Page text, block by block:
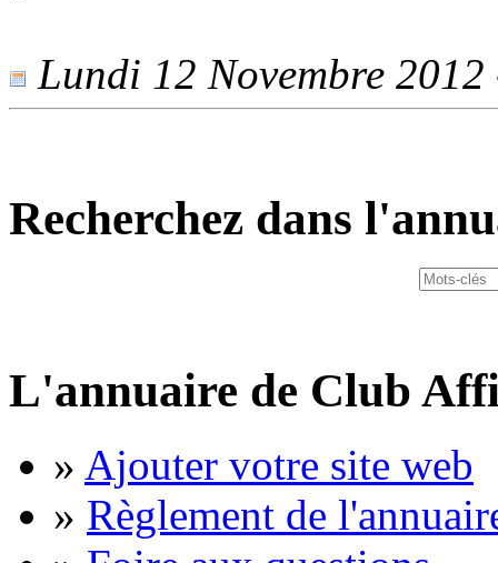
Lundi 12 Novembre
Recherchez dans
L'annuaire de Club
» Ajouter votre site web
» Règlement de